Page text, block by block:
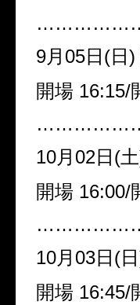
9月05日(日
開場 16:15/
10月02日(
開場 16:00/
10月03日(
開場 16:45/